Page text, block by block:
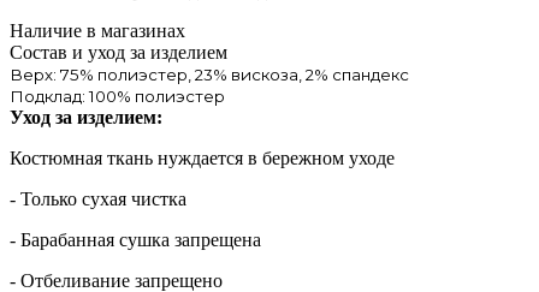
Наличие в магазинах
Состав и уход за изделием
Верх: 75% полиэстер, 23% вискоза, 2% спандекс
Подклад: 100% полиэстер
Уход за изделием:
Костюмная ткань нуждается в бережном уходе
- Только сухая чистка
- Барабанная сушка запрещена
- Отбеливание запрещено